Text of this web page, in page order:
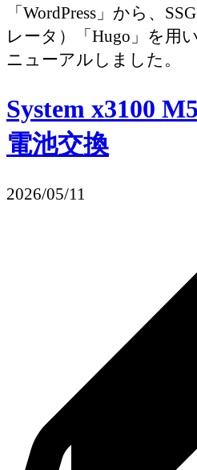
「WordPress」から、
レータ）「Hugo」を用
ニューアルしました。
System x3100
電池交換
2026/05/11